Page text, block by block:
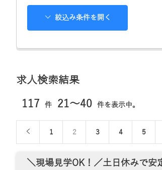
絞込み条件を開く
求人検索結果
117 件 21～40 件を表示中。
1 2 3 4 5
＼現場見学OK！／土日休みで